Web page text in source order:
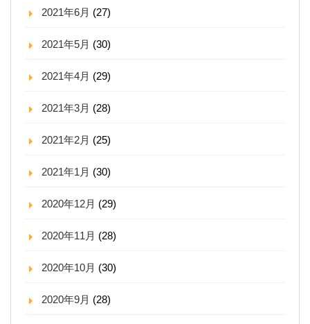
2021年6月 (27)
2021年5月 (30)
2021年4月 (29)
2021年3月 (28)
2021年2月 (25)
2021年1月 (30)
2020年12月 (29)
2020年11月 (28)
2020年10月 (30)
2020年9月 (28)